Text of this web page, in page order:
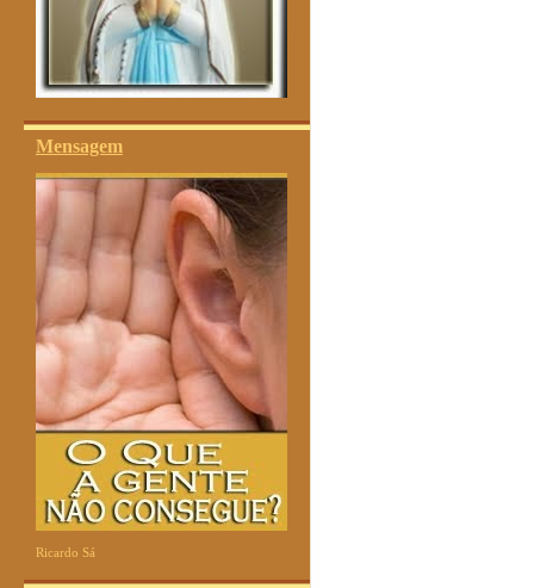
Mensagem
Ricardo Sá